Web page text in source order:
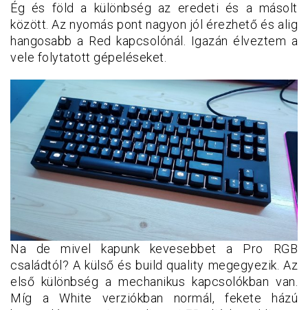
Ég és föld a különbség az eredeti és a másolt
között. Az nyomás pont nagyon jól érezhető és alig
hangosabb a Red kapcsolónál. Igazán élveztem a
vele folytatott gépeléseket.
Na de mivel kapunk kevesebbet a Pro RGB
családtól? A külső és build quality megegyezik. Az
első különbség a mechanikus kapcsolókban van.
Míg a White verziókban normál, fekete házú